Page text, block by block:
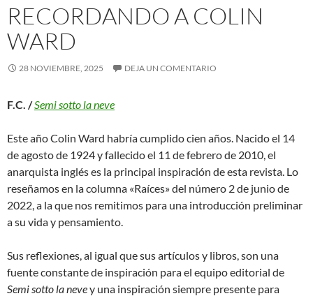
RECORDANDO A COLIN
WARD
28 NOVIEMBRE, 2025 DEJA UN COMENTARIO
F.C. /Semi sotto la neve
Este año Colin Ward habría cumplido cien años. Nacido el 14
de agosto de 1924 y fallecido el 11 de febrero de 2010, el
anarquista inglés es la principal inspiración de esta revista. Lo
reseñamos en la columna «Raíces» del número 2 de junio de
2022, a la que nos remitimos para una introducción preliminar
a su vida y pensamiento.
Sus reflexiones, al igual que sus artículos y libros, son una
fuente constante de inspiración para el equipo editorial de
Semi sotto la nevey una inspiración siempre presente para